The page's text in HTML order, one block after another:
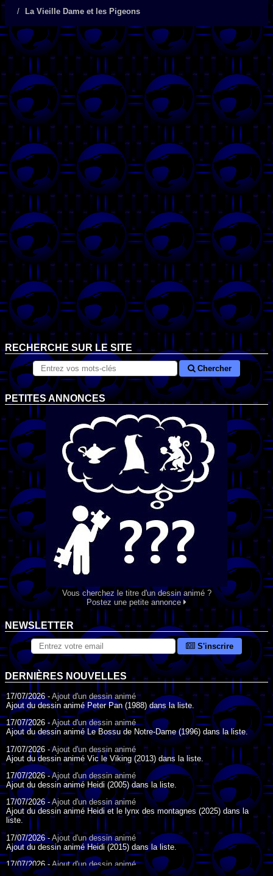
La Vieille Dame et les Pigeons
RECHERCHE SUR LE SITE
Chercher
PETITES ANNONCES
Vous cherchez le titre d'un dessin animé ?
Postez une petite annonce
NEWSLETTER
S'inscrire
DERNIÈRES NOUVELLES
17/07/2026 - Ajout d'un dessin animé
Ajout du dessin animé Peter Pan (1988) dans la liste.
17/07/2026 - Ajout d'un dessin animé
Ajout du dessin animé Le Bossu de Notre-Dame (1996) dans la liste.
17/07/2026 -Ajout d'un dessin animé
Ajout du dessin animé Vic le Viking (2013) dans la liste.
17/07/2026 -Ajout d'un dessin animé
Ajout du dessin animé Heidi (2005) dans la liste.
17/07/2026 -Ajout d'un dessin animé
Ajout du dessin animé Heidi et le lynx des montagnes (2025) dans la
liste.
17/07/2026 -Ajout d'un dessin animé
Ajout du dessin animé Heidi (2015) dans la liste.
17/07/2026 - Ajout d'un dessin animé
Ajout du dessin animé Heidi (1995) dans la liste.